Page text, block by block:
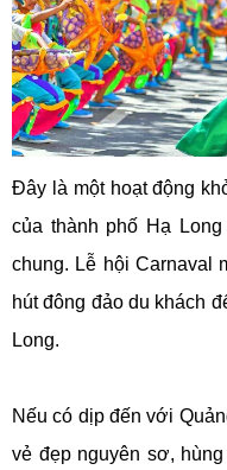
Đây là một hoạt động
của thành phố Hạ
chung. Lễ hội Carnaval
hút đông đảo du khách
Long.
Nếu có dịp đến với
vẻ đẹp nguyên sơ,